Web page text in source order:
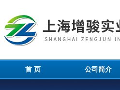
首 页 公司简介